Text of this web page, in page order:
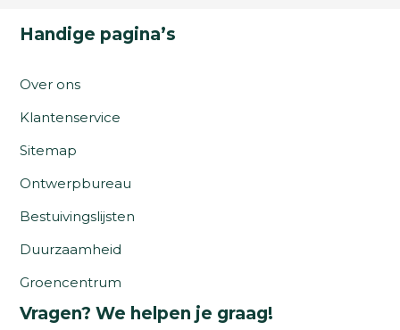
Handige pagina’s
Over ons
Klantenservice
Sitemap
Ontwerpbureau
Bestuivingslijsten
Duurzaamheid
Groencentrum
Vragen? We helpen je graag!